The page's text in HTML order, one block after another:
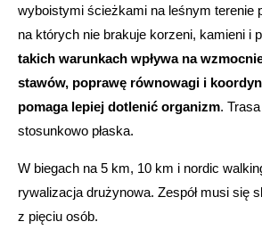
wyboistymi ścieżkami na leśnym terenie
na których nie brakuje korzeni, kamieni i
takich warunkach wpływa na
stawów, poprawę równowagi i
pomaga lepiej dotlenić organizm.
stosunkowo płaska.
W biegach na 5 km, 10 km i nordic
rywalizacja drużynowa. Zespół musi się
z pięciu osób.